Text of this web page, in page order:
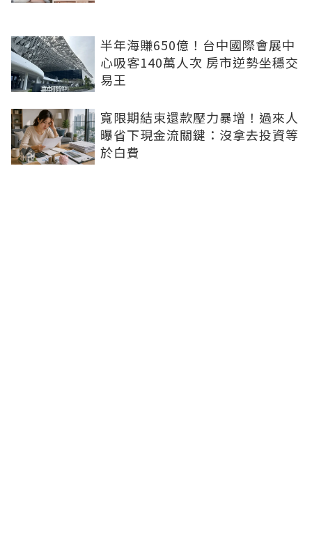
半年海賺650億！台中國際會展中
心吸客140萬人次 房市逆勢坐穩交
易王
寬限期結束還款壓力暴增！過來人
曝省下現金流關鍵：沒拿去投資等
於白費